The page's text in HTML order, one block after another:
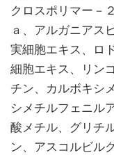
クロスポリマー－
ａ、アルガニアス
実細胞エキス、ロ
細胞エキス、リン
チン、カルボキシ
シメチルフェニル
酸メチル、グリチ
ン、アスコルビル